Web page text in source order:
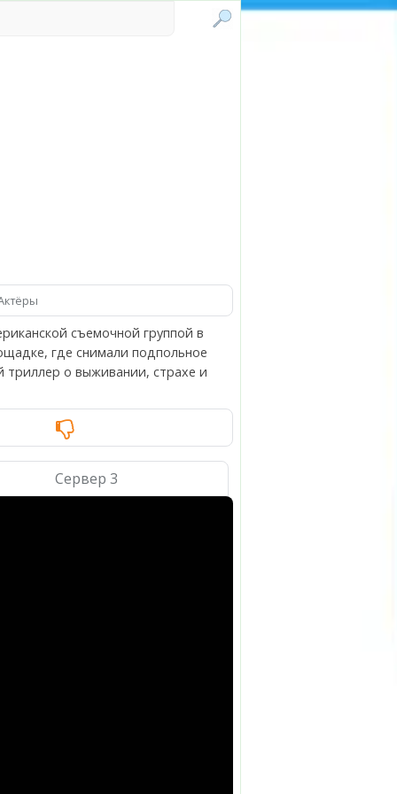
съемочной группой в
где снимали подпольное
триллер о выживании, страхе и
Сервер 3